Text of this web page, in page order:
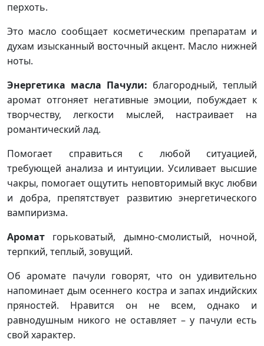
перхоть.
Это масло сообщает косметическим препаратам и
духам изысканный восточный акцент. Масло нижней
ноты.
Энергетика масла Пачули: благородный, теплый
аромат отгоняет негативные эмоции, побуждает к
творчеству, легкости мыслей, настраивает на
романтический лад.
Помогает справиться с любой ситуацией,
требующей анализа и интуиции. Усиливает высшие
чакры, помогает ощутить неповторимый вкус любви
и добра, препятствует развитию энергетического
вампиризма.
Аромат горьковатый, дымно-смолистый, ночной,
терпкий, теплый, зовущий.
Об аромате пачули говорят, что он удивительно
напоминает дым осеннего костра и запах индийских
пряностей. Нравится он не всем, однако и
равнодушным никого не оставляет – у пачули есть
свой характер.